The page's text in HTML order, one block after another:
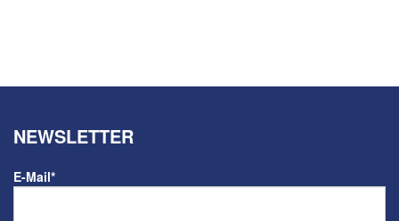
NEWSLETTER
E-Mail*